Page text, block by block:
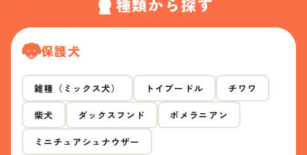
保護犬
雑種（ミックス犬） トイプードル チワワ
柴犬 ダックスフンド ポメラニアン
ミニチュアシュナウザー